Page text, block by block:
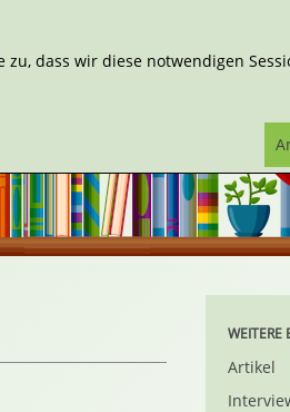
WEITERE
Artikel
dass wir diese notwendigen